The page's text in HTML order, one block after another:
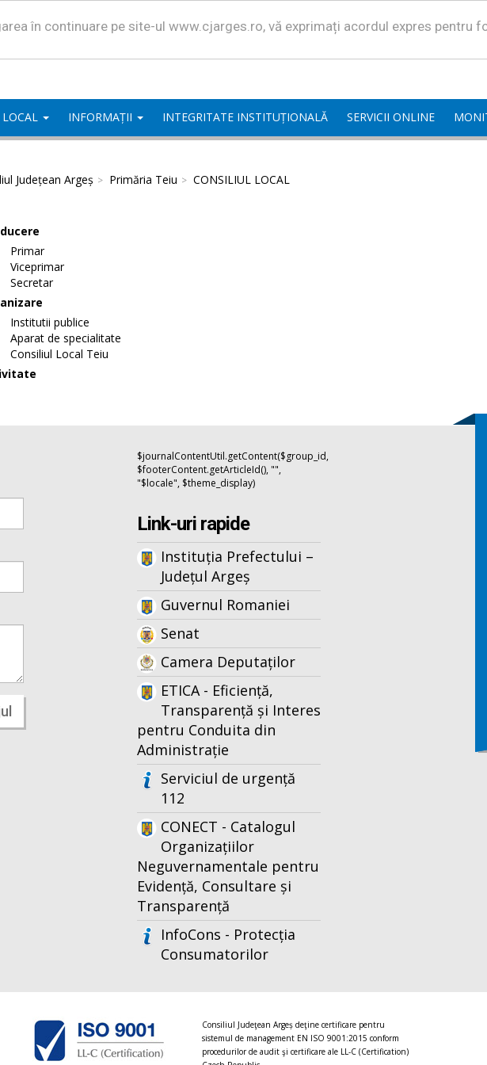
în continuare pe site-ul www.cjarges.ro, vă exprimați acordul expres pentru
INFORMAȚII INTEGRITATE INSTITUȚIONALĂ SERVICII ONLINE
Județean Argeș Primăria Teiu CONSILIUL LOCAL
Primar
Viceprimar
Secretar
Institutii publice
Aparat de specialitate
Consiliul Local Teiu
$journalContentUtil.getContent($group_id,
$footerContent.getArticleId(), "",
"$locale", $theme_display)
Link-uri rapide
Instituția Prefectului –
Județul Argeș
Guvernul Romaniei
Senat
Camera Deputaților
ETICA - Eficiență,
Transparență și Interes
pentru Conduita din
Administrație
Serviciul de urgență
112
CONECT - Catalogul
Organizațiilor
Neguvernamentale pentru
Evidență, Consultare și
Transparență
InfoCons - Protecția
Consumatorilor
Consiliul Judeţean Argeș deţine certificare pentru
sistemul de management EN ISO 9001:2015 conform
procedurilor de audit şi certificare ale LL-C (Certification)